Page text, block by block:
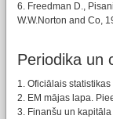
6. Freedman D.,
W.W.Norton and Co,
Periodika un
1. Oficiālais
2. EM mājas lapa.
3. Finanšu un